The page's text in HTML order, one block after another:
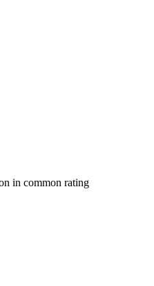
in common rating